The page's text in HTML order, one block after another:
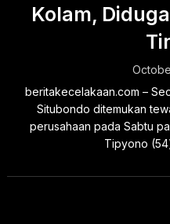
Kolam,
beritakecelakaan.com –
Situbondo ditemukan
perusahaan pada Sabtu
Tipyono